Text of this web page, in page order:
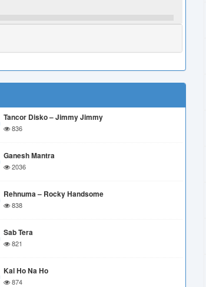
Tancor Disko – Jimmy Jimmy
836
Ganesh Mantra
2036
Rehnuma – Rocky Handsome
838
Sab Tera
821
Kal Ho Na Ho
874